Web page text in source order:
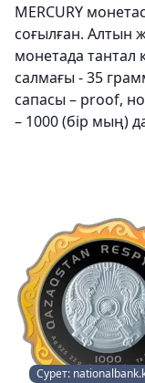
MERCURY
соғылған. Алтын
монетада
салмағы - 35
сапасы – proof,
– 1000 (бір мың)
Сурет: